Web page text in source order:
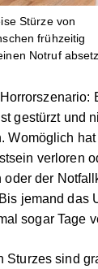
Stürze von
frühzeitig
Notruf
gestürzt und
Womöglich
verloren
oder der
jemand das
sogar Tage
Sturzes sind